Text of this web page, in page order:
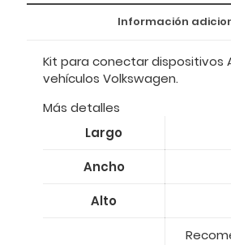
Información
Kit para conectar dispositivos
vehículos Volkswagen.
Más detalles
Largo
Ancho
Alto